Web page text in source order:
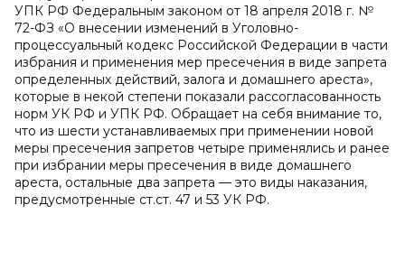
УПК РФ Федеральным законом от 18 апреля 2018 г. №
72-ФЗ «О внесении изменений в Уголовно-
процессуальный кодекс Российской Федерации в части
избрания и применения мер пресечения в виде запрета
определенных действий, залога и домашнего ареста»,
которые в некой степени показали рассогласованность
норм УК РФ и УПК РФ. Обращает на себя внимание то,
что из шести устанавливаемых при применении новой
меры пресечения запретов четыре применялись и ранее
при избрании меры пресечения в виде домашнего
ареста, остальные два запрета — это виды наказания,
предусмотренные ст.ст. 47 и 53 УК РФ.